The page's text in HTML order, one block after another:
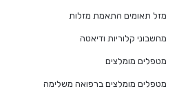
מזל תאומים התאמת מזלות
מחשבוני קלוריות ודיאטה
מטפלים מומלצים
מטפלים מומלצים ברפואה משלימה